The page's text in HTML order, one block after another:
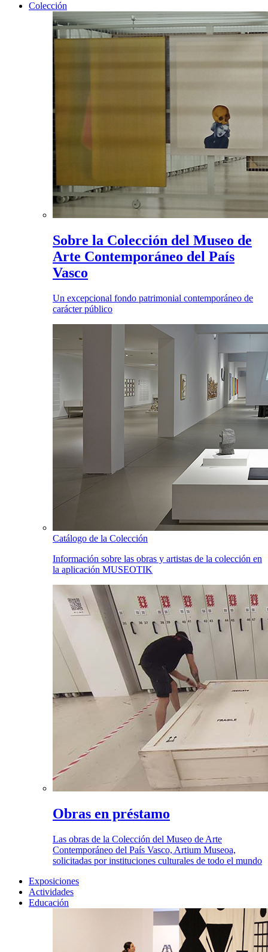
Colección
Sobre la Colección del Museo de
Arte Contemporáneo del País
Vasco
Un excepcional fondo patrimonial contemporáneo de
carácter público
Catálogo de la Colección
Información sobre las obras y artistas de la colección en
la aplicación MUSEOTIK
Obras en préstamo
Las obras de la Colección del Museo de Arte
Contemporáneo del País Vasco, Artium Museoa,
solicitadas por instituciones culturales de todo el mundo
Exposiciones
Actividades
Educación